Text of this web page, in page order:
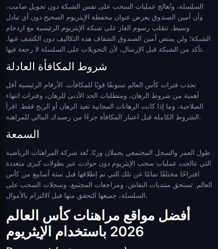
السلسلة، وتُعالج عمليات السحب على نفس الشبكة دون تحويل صامت،
وأن أمين الصندوق يعرض عنوان محفظة الإيثريوم الصحيح دون أي تبادل
وسيط. تتقلب رسوم الغاز على شبكة الإيثريوم الرئيسية مع ازدحام
الشبكة؛ ولن يمتص أمين الصندوق الشفاف هذه التكاليف دون الكشف عنها.
تأكد من الشبكة قبل الإرسال، لأن التحويلات على السلسلة لا رجعة فيها.
شروط المكافأة العادلة
تجذب فترات كأس العالم تسويقًا قويًا للمكافآت. الأرقام الرئيسية أقل
أهمية من شروط الرهان، ومتطلبات الحد الأدنى للرهان، وفترات انتهاء
الصلاحية، وما إذا كانت الرهانات المجانية تعيد الرهان أو الربح فقط. اقرأ
الشروط الكاملة قبل اعتبار المكافأة جزءًا من رصيدك المالي للمراهنة.
السمعة
طول العمر والسجل المجتمعي يحملان وزنًا. تُعد شركة المراهنات الرياضية
التي عالجت عمليات سحب الإيثريوم دون حوادث عبر بطولات كبرى متعددة
اقتراحًا مختلفًا تمامًا عن تلك التي تم إطلاقها قبل ستة أسابيع من كأس
العالم. تستحق منتديات النقاش، ومراجعات المجتمع، وسجلات السحب على
السلسلة، جميعها التحقق منها قبل الالتزام بالأموال.
أفضل مواقع مراهنات كأس العالم
2026 باستخدام الإيثريوم